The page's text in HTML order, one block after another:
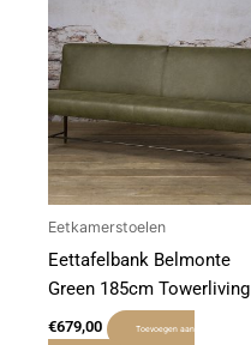
Eetkamerstoelen
Eettafelbank Belmonte
Green 185cm Towerliving
€679,00 Toevoegen aan